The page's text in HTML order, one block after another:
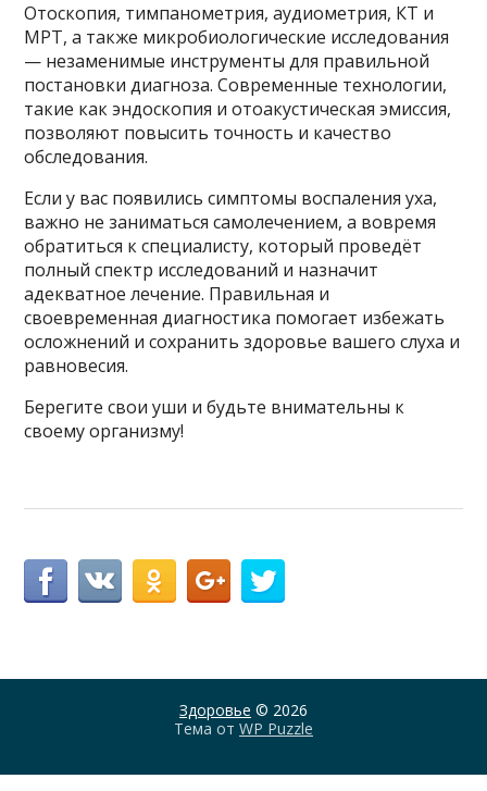
Отоскопия, тимпанометрия, аудиометрия, КТ и
МРТ, а также микробиологические исследования
— незаменимые инструменты для правильной
постановки диагноза. Современные технологии,
такие как эндоскопия и отоакустическая эмиссия,
позволяют повысить точность и качество
обследования.
Если у вас появились симптомы воспаления уха,
важно не заниматься самолечением, а вовремя
обратиться к специалисту, который проведёт
полный спектр исследований и назначит
адекватное лечение. Правильная и
своевременная диагностика помогает избежать
осложнений и сохранить здоровье вашего слуха и
равновесия.
Берегите свои уши и будьте внимательны к
своему организму!
Здоровье © 2026
Тема от WP Puzzle